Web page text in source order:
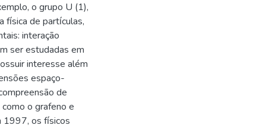
o grupo U (1),
de partı́culas,
interação
ser estudadas em
interesse além
espaço-
de
o grafeno e
os fı́sicos